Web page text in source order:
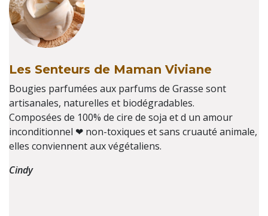
Les Senteurs de Maman Viviane
Bougies parfumées aux parfums de Grasse sont
artisanales, naturelles et biodégradables.
Composées de 100% de cire de soja et d un amour
inconditionnel ❤ non-toxiques et sans cruauté animale,
elles conviennent aux végétaliens.
Cindy